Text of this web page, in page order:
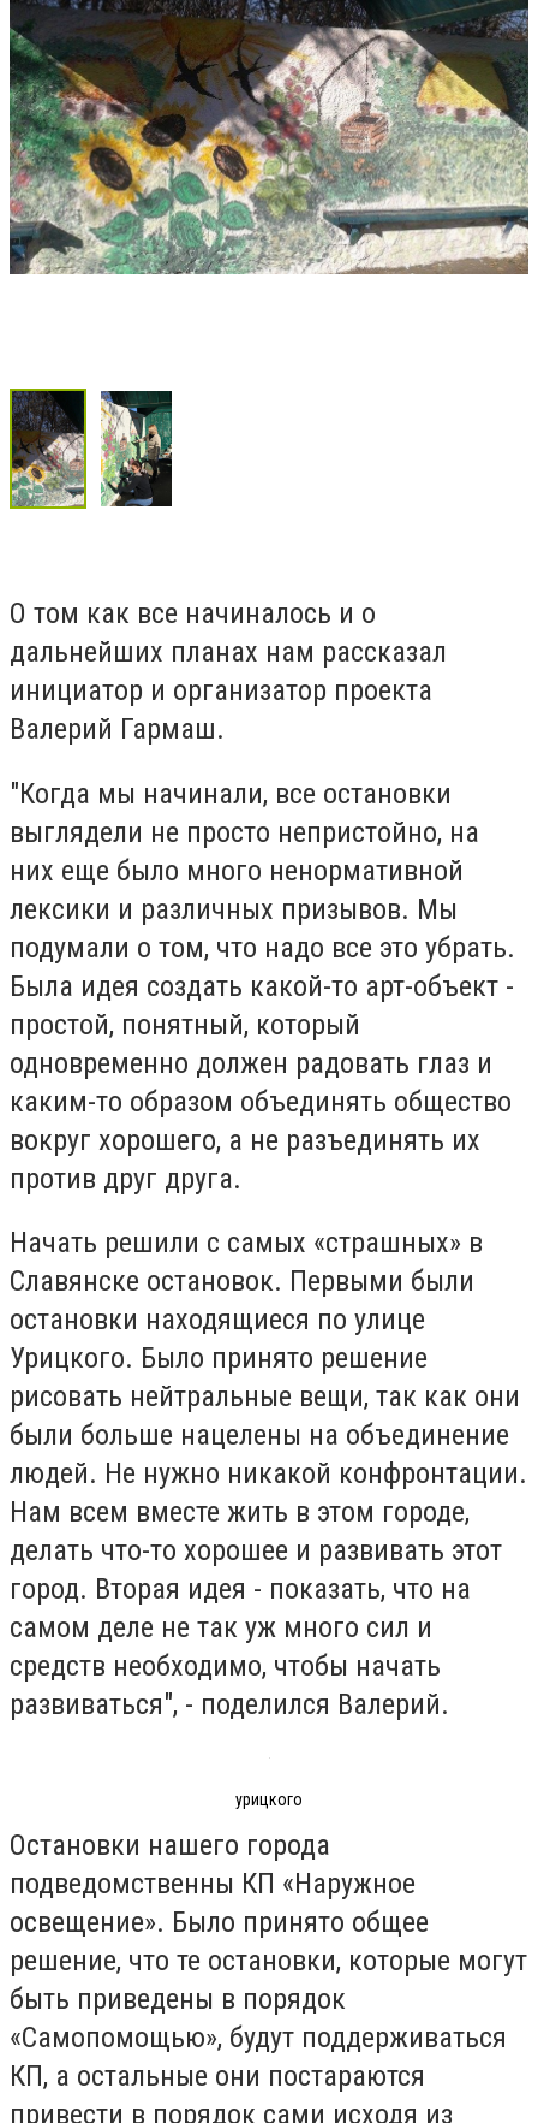
О том как все начиналось и о
дальнейших планах нам рассказал
инициатор и организатор проекта
Валерий Гармаш.
"Когда мы начинали, все остановки
выглядели не просто непристойно, на
них еще было много ненормативной
лексики и различных призывов. Мы
подумали о том, что надо все это убрать.
Была идея создать какой-то арт-объект -
простой, понятный, который
одновременно должен радовать глаз и
каким-то образом объединять общество
вокруг хорошего, а не разъединять их
против друг друга.
Начать решили с самых «страшных» в
Славянске остановок. Первыми были
остановки находящиеся по улице
Урицкого. Было принято решение
рисовать нейтральные вещи, так как они
были больше нацелены на объединение
людей. Не нужно никакой конфронтации.
Нам всем вместе жить в этом городе,
делать что-то хорошее и развивать этот
город. Вторая идея - показать, что на
самом деле не так уж много сил и
средств необходимо, чтобы начать
развиваться", - поделился Валерий.
урицкого
Остановки нашего города
подведомственны КП «Наружное
освещение». Было принято общее
решение, что те остановки, которые могут
быть приведены в порядок
«Самопомощью», будут поддерживаться
КП, а остальные они постараются
привести в порядок сами исходя из